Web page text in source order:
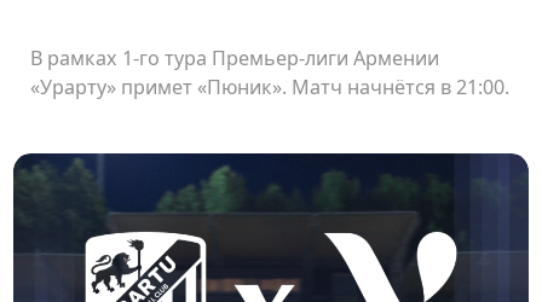
В рамках 1-го тура Премьер-лиги Армении
«Урарту» примет «Пюник». Матч начнётся в 21:00.